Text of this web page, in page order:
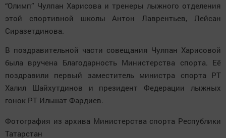
“Олимп” Чулпан Харисова и тренеры лыжного отделения
этой спортивной школы Антон Лаврентьев, Лейсан
Сиразетдинова.
В поздравительной части совещания Чулпан Харисовой
была вручена Благодарность Министерства спорта. Её
поздравили первый заместитель министра спорта РТ
Халил Шайхутдинов и президент Федерации лыжных
гонок РТ Ильшат Фардиев.
Фотография из архива Министерства спорта Республики
Татарстан